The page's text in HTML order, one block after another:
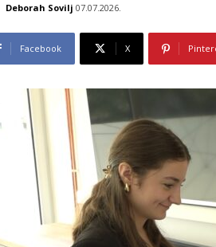
Deborah Sovilj 07.07.2026.
Facebook X